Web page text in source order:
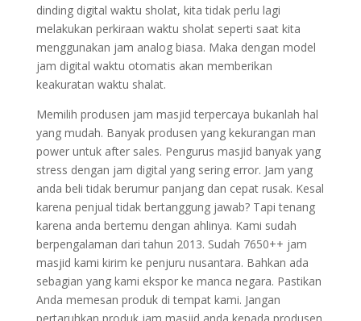
dinding digital waktu sholat, kita tidak perlu lagi
melakukan perkiraan waktu sholat seperti saat kita
menggunakan jam analog biasa. Maka dengan model
jam digital waktu otomatis akan memberikan
keakuratan waktu shalat.
Memilih produsen jam masjid terpercaya bukanlah hal
yang mudah. Banyak produsen yang kekurangan man
power untuk after sales. Pengurus masjid banyak yang
stress dengan jam digital yang sering error. Jam yang
anda beli tidak berumur panjang dan cepat rusak. Kesal
karena penjual tidak bertanggung jawab? Tapi tenang
karena anda bertemu dengan ahlinya. Kami sudah
berpengalaman dari tahun 2013. Sudah 7650++ jam
masjid kami kirim ke penjuru nusantara. Bahkan ada
sebagian yang kami ekspor ke manca negara. Pastikan
Anda memesan produk di tempat kami. Jangan